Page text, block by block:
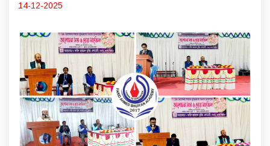
14-12-2025